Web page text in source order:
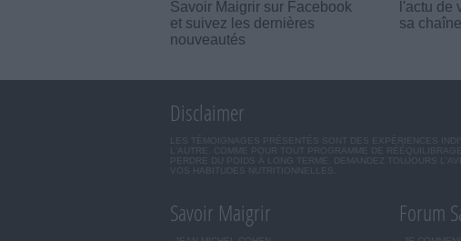
Savoir Maigrir sur Facebook
et suivez les dernières
nouveautés
l'actu de
sa
Disclaimer
LES TÉMOIGNAGES PRÉSENTÉS SONT DES EXPÉRIENCES
L'AUTRE. COMME POUR TOUT PROGRAMME DE
PERDRE DU POIDS À LONG TERME. DEMANDEZ TOUJOURS
VOS HABITUDES NUTRITIONNELLES.
Savoir Maigrir Forum